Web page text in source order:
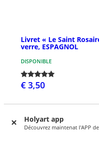
Holyart app
Découvrez maintenat l'APP
Livret « Le Saint
verre, ESPAGNOL
DISPONIBLE
€ 3,50
NOUVEAUTÉS